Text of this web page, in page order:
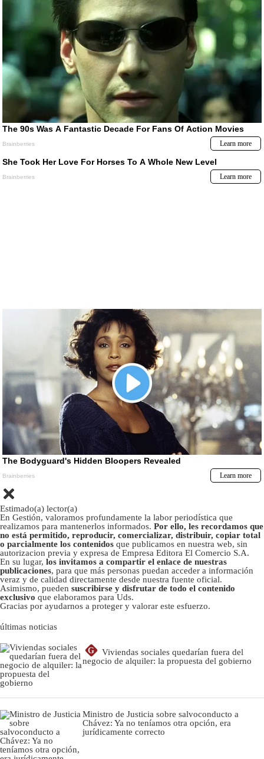
Estimado(a) lector(a)
En Gestión, valoramos profundamente la labor periodística que
realizamos para mantenerlos informados. Por ello, les recordamos que
no está permitido, reproducir, comercializar, distribuir, copiar total
o parcialmente los contenidos que publicamos en nuestra web, sin
autorizacion previa y expresa de Empresa Editora El Comercio S.A.
En su lugar, los invitamos a compartir el enlace de nuestras
publicaciones, para que más personas puedan acceder a información
veraz y de calidad directamente desde nuestra fuente oficial.
Asimismo, pueden suscribirse y disfrutar de todo el contenido
exclusivo que elaboramos para Uds.
Gracias por ayudarnos a proteger y valorar este esfuerzo.
últimas noticias
G
Viviendas sociales quedarían fuera del
negocio de alquiler: la propuesta del gobierno
Ministro de Justicia sobre salvoconducto a
Chávez: Ya no teníamos otra opción, era
jurídicamente correcto